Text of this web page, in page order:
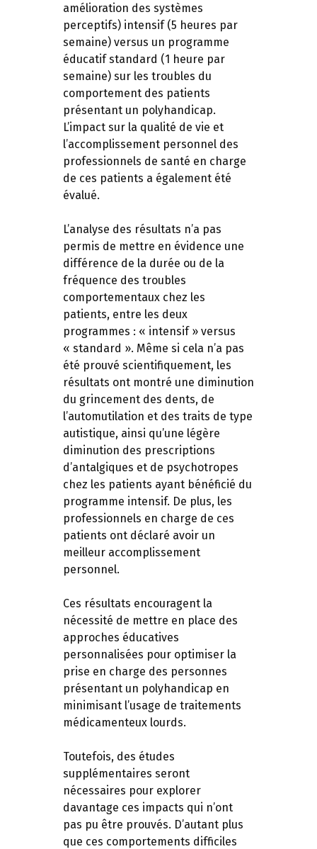
amélioration des systèmes
perceptifs) intensif (5 heures par
semaine) versus un programme
éducatif standard (1 heure par
semaine) sur les troubles du
comportement des patients
présentant un polyhandicap.
L’impact sur la qualité de vie et
l’accomplissement personnel des
professionnels de santé en charge
de ces patients a également été
évalué.
L’analyse des résultats n’a pas
permis de mettre en évidence une
différence de la durée ou de la
fréquence des troubles
comportementaux chez les
patients, entre les deux
programmes : « intensif » versus
« standard ». Même si cela n’a pas
été prouvé scientifiquement, les
résultats ont montré une diminution
du grincement des dents, de
l’automutilation et des traits de type
autistique, ainsi qu’une légère
diminution des prescriptions
d’antalgiques et de psychotropes
chez les patients ayant bénéficié du
programme intensif. De plus, les
professionnels en charge de ces
patients ont déclaré avoir un
meilleur accomplissement
personnel.
Ces résultats encouragent la
nécessité de mettre en place des
approches éducatives
personnalisées pour optimiser la
prise en charge des personnes
présentant un polyhandicap en
minimisant l’usage de traitements
médicamenteux lourds.
Toutefois, des études
supplémentaires seront
nécessaires pour explorer
davantage ces impacts qui n’ont
pas pu être prouvés. D’autant plus
que ces comportements difficiles